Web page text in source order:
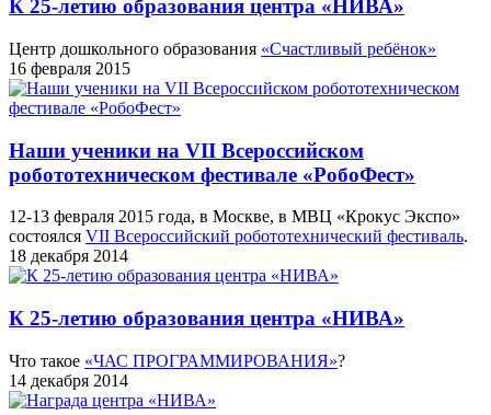
К 25-летию образования центра «НИВА»
Центр дошкольного образования «Счастливый ребёнок»
16 февраля 2015
Наши ученики на VII Всероссийском
робототехническом фестивале «РобоФест»
12-13 февраля 2015 года, в Москве, в МВЦ «Крокус Экспо»
состоялся VII Всероссийский робототехнический фестиваль.
18 декабря 2014
К 25-летию образования центра «НИВА»
Что такое «ЧАС ПРОГРАММИРОВАНИЯ»?
14 декабря 2014